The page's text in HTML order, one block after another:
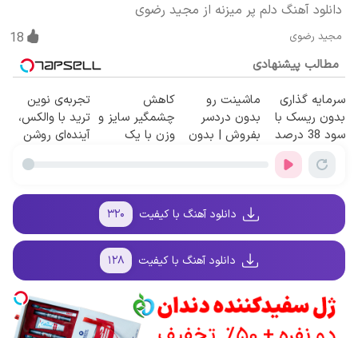
دانلود آهنگ دلم پر میزنه از مجید رضوی
مجید رضوی 18
مطالب پیشنهادی
سرمایه گذاری
بدون ریسک با
سود 38 درصد
ماشینت رو
بدون دردسر
بفروش | بدون
کاهش
چشمگیر سایز و
وزن با یک
تجربه‌ی نوین
ترید با والکس،
آینده‌ای روشن
دانلود آهنگ با کیفیت ۳۲۰
دانلود آهنگ با کیفیت ۱۲۸